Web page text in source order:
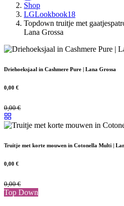
Shop
LGLookbook18
Topdown truitje met
Lana Grossa
Driehoeksjaal in Cashmere Pure | Lana Grossa
0,00 €
0,00€
Truitje met korte mouwen in Cotonella Multi |
0,00 €
0,00€
Top Down